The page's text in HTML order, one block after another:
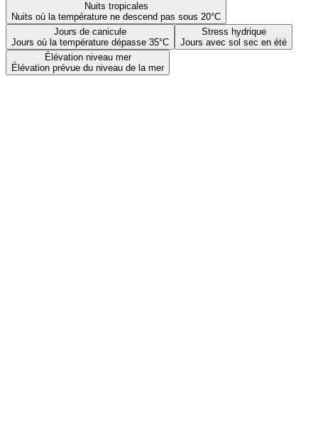
Nuits tropicales
Nuits où la température ne descend pas sous 20°C
Jours de canicule
Jours où la température dépasse 35°C
Stress hydrique
Jours avec sol sec en été
Élévation niveau mer
Élévation prévue du niveau de la mer